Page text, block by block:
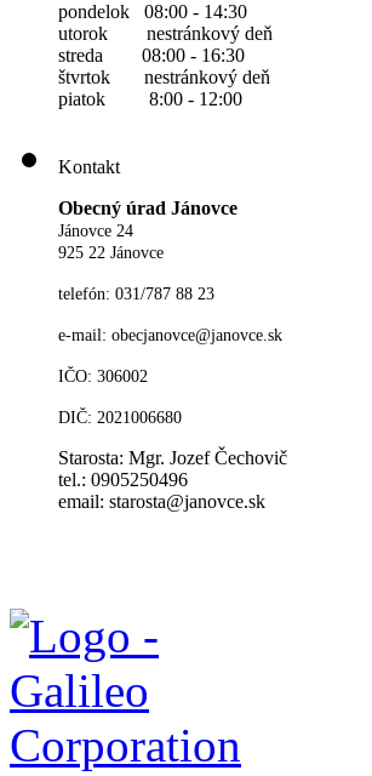
pondelok 08:00 - 14:30
utorok nestránkový deň
streda 08:00 - 16:30
štvrtok nestránkový deň
piatok 8:00 - 12:00
Kontakt
Obecný úrad Jánovce
Jánovce 24
925 22 Jánovce
telefón: 031/787 88 23
e-mail: obecjanovce@janovce.sk
IČO: 306002
DIČ: 2021006680
Starosta: Mgr. Jozef Čechovič
tel.: 0905250496
email: starosta@janovce.sk